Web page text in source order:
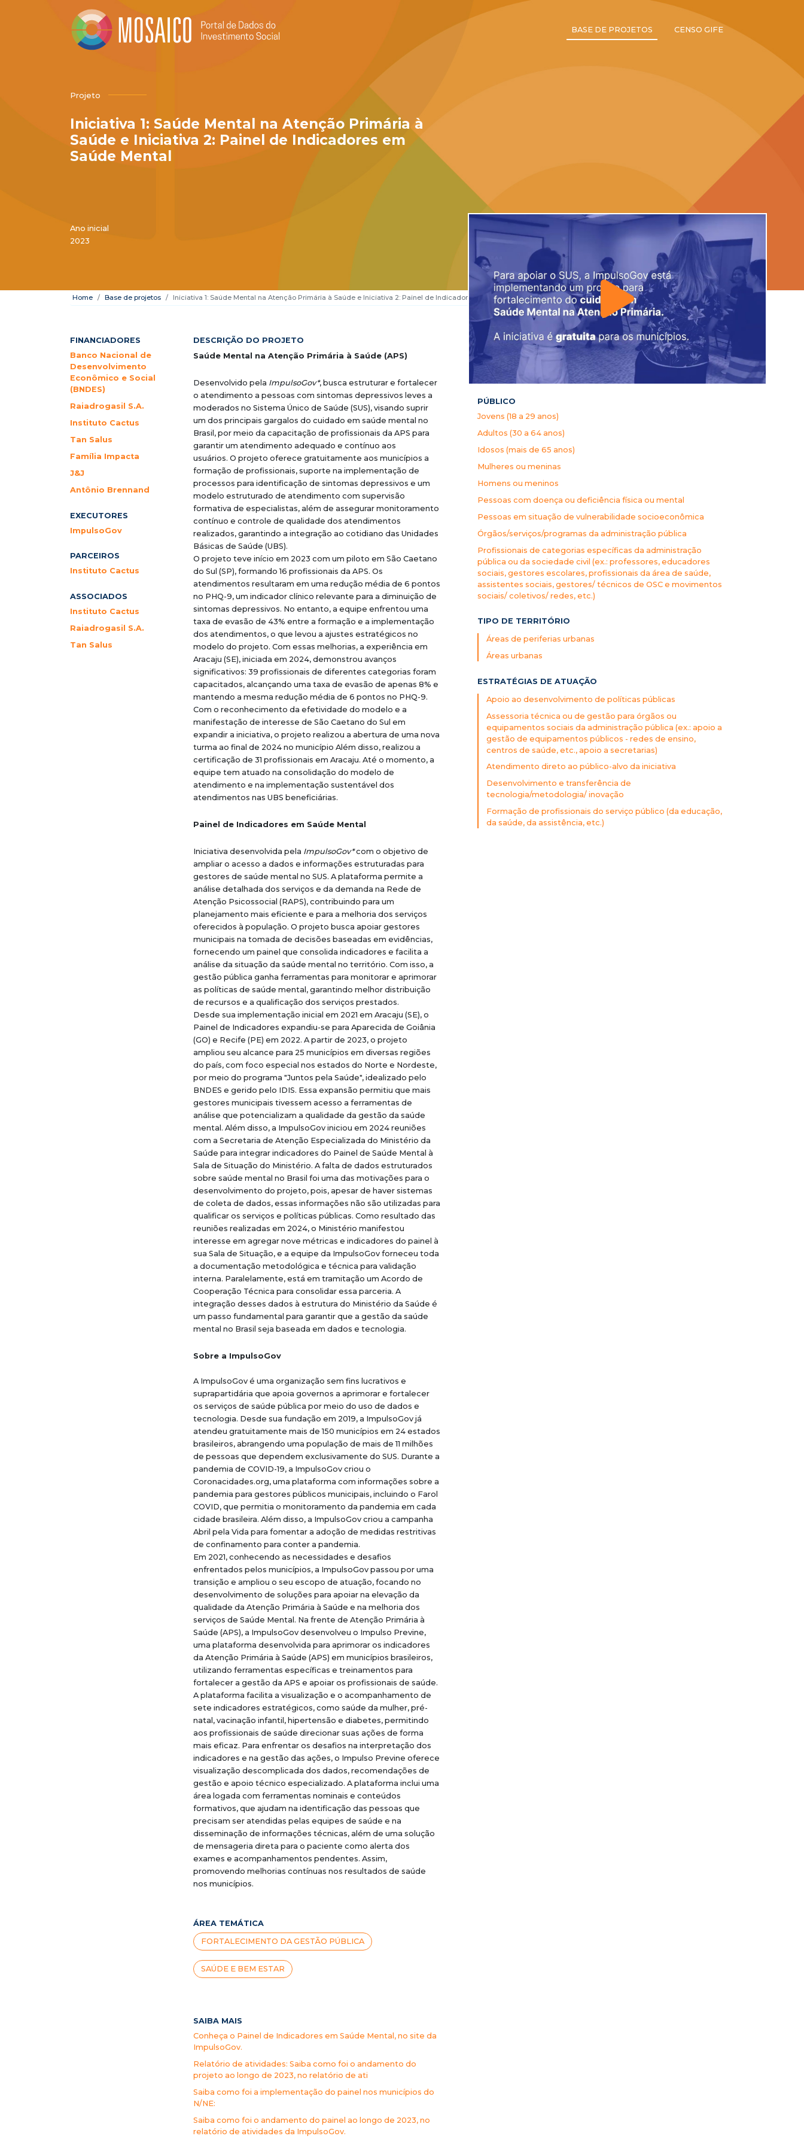
BASE DE PROJETOS CENSO GIFE
Projeto
Iniciativa 1: Saúde Mental na Atenção Primária à
Saúde e Iniciativa 2: Painel de Indicadores em
Saúde Mental
Ano inicial
2023
Home Base de projetos Iniciativa 1: Saúde Mental na Atenção Primária à Saúde e Iniciativa 2: Painel de Indicadores em Saúde Mental
FINANCIADORES
Banco Nacional de
Desenvolvimento
Econômico e Social
(BNDES)
Raiadrogasil S.A.
Instituto Cactus
Tan Salus
Família Impacta
J&J
Antônio Brennand
EXECUTORES
ImpulsoGov
PARCEIROS
Instituto Cactus
ASSOCIADOS
Instituto Cactus
Raiadrogasil S.A.
Tan Salus
DESCRIÇÃO DO PROJETO
Saúde Mental na Atenção Primária à Saúde (APS)
Desenvolvido pela ImpulsoGov*, busca estruturar e fortalecer
o atendimento a pessoas com sintomas depressivos leves a
moderados no Sistema Único de Saúde (SUS), visando suprir
um dos principais gargalos do cuidado em saúde mental no
Brasil, por meio da capacitação de profissionais da APS para
garantir um atendimento adequado e contínuo aos
usuários. O projeto oferece gratuitamente aos municípios a
formação de profissionais, suporte na implementação de
processos para identificação de sintomas depressivos e um
modelo estruturado de atendimento com supervisão
formativa de especialistas, além de assegurar monitoramento
contínuo e controle de qualidade dos atendimentos
realizados, garantindo a integração ao cotidiano das Unidades
Básicas de Saúde (UBS).
O projeto teve início em 2023 com um piloto em São Caetano
do Sul (SP), formando 16 profissionais da APS. Os
atendimentos resultaram em uma redução média de 6 pontos
no PHQ-9, um indicador clínico relevante para a diminuição de
sintomas depressivos. No entanto, a equipe enfrentou uma
taxa de evasão de 43% entre a formação e a implementação
dos atendimentos, o que levou a ajustes estratégicos no
modelo do projeto. Com essas melhorias, a experiência em
Aracaju (SE), iniciada em 2024, demonstrou avanços
significativos: 39 profissionais de diferentes categorias foram
capacitados, alcançando uma taxa de evasão de apenas 8% e
mantendo a mesma redução média de 6 pontos no PHQ-9.
Com o reconhecimento da efetividade do modelo e a
manifestação de interesse de São Caetano do Sul em
expandir a iniciativa, o projeto realizou a abertura de uma nova
turma ao final de 2024 no município Além disso, realizou a
certificação de 31 profissionais em Aracaju. Até o momento, a
equipe tem atuado na consolidação do modelo de
atendimento e na implementação sustentável dos
atendimentos nas UBS beneficiárias.
Painel de Indicadores em Saúde Mental
Iniciativa desenvolvida pela ImpulsoGov*com o objetivo de
ampliar o acesso a dados e informações estruturadas para
gestores de saúde mental no SUS. A plataforma permite a
análise detalhada dos serviços e da demanda na Rede de
Atenção Psicossocial (RAPS), contribuindo para um
planejamento mais eficiente e para a melhoria dos serviços
oferecidos à população. O projeto busca apoiar gestores
municipais na tomada de decisões baseadas em evidências,
fornecendo um painel que consolida indicadores e facilita a
análise da situação da saúde mental no território. Com isso, a
gestão pública ganha ferramentas para monitorar e aprimorar
as políticas de saúde mental, garantindo melhor distribuição
de recursos e a qualificação dos serviços prestados.
Desde sua implementação inicial em 2021 em Aracaju (SE), o
Painel de Indicadores expandiu-se para Aparecida de Goiânia
(GO) e Recife (PE) em 2022. A partir de 2023, o projeto
ampliou seu alcance para 25 municípios em diversas regiões
do país, com foco especial nos estados do Norte e Nordeste,
por meio do programa "Juntos pela Saúde", idealizado pelo
BNDES e gerido pelo IDIS. Essa expansão permitiu que mais
gestores municipais tivessem acesso a ferramentas de
análise que potencializam a qualidade da gestão da saúde
mental. Além disso, a ImpulsoGov iniciou em 2024 reuniões
com a Secretaria de Atenção Especializada do Ministério da
Saúde para integrar indicadores do Painel de Saúde Mental à
Sala de Situação do Ministério. A falta de dados estruturados
sobre saúde mental no Brasil foi uma das motivações para o
desenvolvimento do projeto, pois, apesar de haver sistemas
de coleta de dados, essas informações não são utilizadas para
qualificar os serviços e políticas públicas. Como resultado das
reuniões realizadas em 2024, o Ministério manifestou
interesse em agregar nove métricas e indicadores do painel à
sua Sala de Situação, e a equipe da ImpulsoGov forneceu toda
a documentação metodológica e técnica para validação
interna. Paralelamente, está em tramitação um Acordo de
Cooperação Técnica para consolidar essa parceria. A
integração desses dados à estrutura do Ministério da Saúde é
um passo fundamental para garantir que a gestão da saúde
mental no Brasil seja baseada em dados e tecnologia.
Sobre a ImpulsoGov
A ImpulsoGov é uma organização sem fins lucrativos e
suprapartidária que apoia governos a aprimorar e fortalecer
os serviços de saúde pública por meio do uso de dados e
tecnologia. Desde sua fundação em 2019, a ImpulsoGov já
atendeu gratuitamente mais de 150 municípios em 24 estados
brasileiros, abrangendo uma população de mais de 11 milhões
de pessoas que dependem exclusivamente do SUS. Durante a
pandemia de COVID-19, a ImpulsoGov criou o
Coronacidades.org, uma plataforma com informações sobre a
pandemia para gestores públicos municipais, incluindo o Farol
COVID, que permitia o monitoramento da pandemia em cada
cidade brasileira. Além disso, a ImpulsoGov criou a campanha
Abril pela Vida para fomentar a adoção de medidas restritivas
de confinamento para conter a pandemia.
Em 2021, conhecendo as necessidades e desafios
enfrentados pelos municípios, a ImpulsoGov passou por uma
transição e ampliou o seu escopo de atuação, focando no
desenvolvimento de soluções para apoiar na elevação da
qualidade da Atenção Primária à Saúde e na melhoria dos
serviços de Saúde Mental. Na frente de Atenção Primária à
Saúde (APS), a ImpulsoGov desenvolveu o Impulso Previne,
uma plataforma desenvolvida para aprimorar os indicadores
da Atenção Primária à Saúde (APS) em municípios brasileiros,
utilizando ferramentas específicas e treinamentos para
fortalecer a gestão da APS e apoiar os profissionais de saúde.
A plataforma facilita a visualização e o acompanhamento de
sete indicadores estratégicos, como saúde da mulher, pré-
natal, vacinação infantil, hipertensão e diabetes, permitindo
aos profissionais de saúde direcionar suas ações de forma
mais eficaz. Para enfrentar os desafios na interpretação dos
indicadores e na gestão das ações, o Impulso Previne oferece
visualização descomplicada dos dados, recomendações de
gestão e apoio técnico especializado. A plataforma inclui uma
área logada com ferramentas nominais e conteúdos
formativos, que ajudam na identificação das pessoas que
precisam ser atendidas pelas equipes de saúde e na
disseminação de informações técnicas, além de uma solução
de mensageria direta para o paciente como alerta dos
exames e acompanhamentos pendentes. Assim,
promovendo melhorias contínuas nos resultados de saúde
nos municípios.
ÁREA TEMÁTICA
FORTALECIMENTO DA GESTÃO PÚBLICA
SAÚDE E BEM ESTAR
SAIBA MAIS
Conheça o Painel de Indicadores em Saúde Mental, no site da
ImpulsoGov.
Relatório de atividades: Saiba como foi o andamento do
projeto ao longo de 2023, no relatório de ati
Saiba como foi a implementação do painel nos municípios do
N/NE:
Saiba como foi o andamento do painel ao longo de 2023, no
relatório de atividades da ImpulsoGov.
PÚBLICO
Jovens (18 a 29 anos)
Adultos (30 a 64 anos)
Idosos (mais de 65 anos)
Mulheres ou meninas
Homens ou meninos
Pessoas com doença ou deficiência física ou mental
Pessoas em situação de vulnerabilidade socioeconômica
Órgãos/serviços/programas da administração pública
Profissionais de categorias específicas da administração
pública ou da sociedade civil (ex.: professores, educadores
sociais, gestores escolares, profissionais da área de saúde,
assistentes sociais, gestores/ técnicos de OSC e movimentos
sociais/ coletivos/ redes, etc.)
TIPO DE TERRITÓRIO
Áreas de periferias urbanas
Áreas urbanas
ESTRATÉGIAS DE ATUAÇÃO
Apoio ao desenvolvimento de políticas públicas
Assessoria técnica ou de gestão para órgãos ou
equipamentos sociais da administração pública (ex.: apoio a
gestão de equipamentos públicos - redes de ensino,
centros de saúde, etc., apoio a secretarias)
Atendimento direto ao público-alvo da iniciativa
Desenvolvimento e transferência de
tecnologia/metodologia/ inovação
Formação de profissionais do serviço público (da educação,
da saúde, da assistência, etc.)